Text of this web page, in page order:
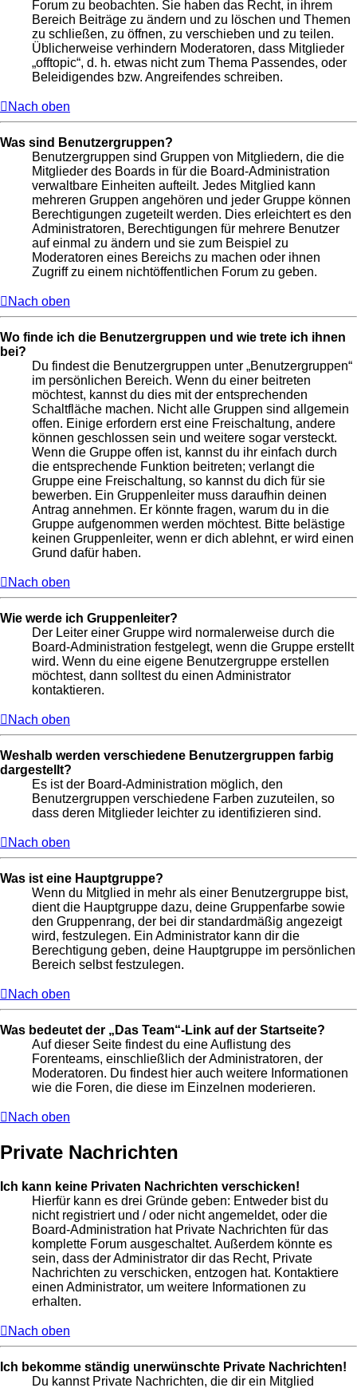
Forum zu beobachten. Sie haben das Recht, in ihrem
Bereich Beiträge zu ändern und zu löschen und Themen
zu schließen, zu öffnen, zu verschieben und zu teilen.
Üblicherweise verhindern Moderatoren, dass Mitglieder
„offtopic“, d. h. etwas nicht zum Thema Passendes, oder
Beleidigendes bzw. Angreifendes schreiben.
Nach oben
Was sind Benutzergruppen?
Benutzergruppen sind Gruppen von Mitgliedern, die die
Mitglieder des Boards in für die Board-Administration
verwaltbare Einheiten aufteilt. Jedes Mitglied kann
mehreren Gruppen angehören und jeder Gruppe können
Berechtigungen zugeteilt werden. Dies erleichtert es den
Administratoren, Berechtigungen für mehrere Benutzer
auf einmal zu ändern und sie zum Beispiel zu
Moderatoren eines Bereichs zu machen oder ihnen
Zugriff zu einem nichtöffentlichen Forum zu geben.
Nach oben
Wo finde ich die Benutzergruppen und wie trete ich ihnen
bei?
Du findest die Benutzergruppen unter „Benutzergruppen“
im persönlichen Bereich. Wenn du einer beitreten
möchtest, kannst du dies mit der entsprechenden
Schaltfläche machen. Nicht alle Gruppen sind allgemein
offen. Einige erfordern erst eine Freischaltung, andere
können geschlossen sein und weitere sogar versteckt.
Wenn die Gruppe offen ist, kannst du ihr einfach durch
die entsprechende Funktion beitreten; verlangt die
Gruppe eine Freischaltung, so kannst du dich für sie
bewerben. Ein Gruppenleiter muss daraufhin deinen
Antrag annehmen. Er könnte fragen, warum du in die
Gruppe aufgenommen werden möchtest. Bitte belästige
keinen Gruppenleiter, wenn er dich ablehnt, er wird einen
Grund dafür haben.
Nach oben
Wie werde ich Gruppenleiter?
Der Leiter einer Gruppe wird normalerweise durch die
Board-Administration festgelegt, wenn die Gruppe erstellt
wird. Wenn du eine eigene Benutzergruppe erstellen
möchtest, dann solltest du einen Administrator
kontaktieren.
Nach oben
Weshalb werden verschiedene Benutzergruppen farbig
dargestellt?
Es ist der Board-Administration möglich, den
Benutzergruppen verschiedene Farben zuzuteilen, so
dass deren Mitglieder leichter zu identifizieren sind.
Nach oben
Was ist eine Hauptgruppe?
Wenn du Mitglied in mehr als einer Benutzergruppe bist,
dient die Hauptgruppe dazu, deine Gruppenfarbe sowie
den Gruppenrang, der bei dir standardmäßig angezeigt
wird, festzulegen. Ein Administrator kann dir die
Berechtigung geben, deine Hauptgruppe im persönlichen
Bereich selbst festzulegen.
Nach oben
Was bedeutet der „Das Team“-Link auf der Startseite?
Auf dieser Seite findest du eine Auflistung des
Forenteams, einschließlich der Administratoren, der
Moderatoren. Du findest hier auch weitere Informationen
wie die Foren, die diese im Einzelnen moderieren.
Nach oben
Private Nachrichten
Ich kann keine Privaten Nachrichten verschicken!
Hierfür kann es drei Gründe geben: Entweder bist du
nicht registriert und / oder nicht angemeldet, oder die
Board-Administration hat Private Nachrichten für das
komplette Forum ausgeschaltet. Außerdem könnte es
sein, dass der Administrator dir das Recht, Private
Nachrichten zu verschicken, entzogen hat. Kontaktiere
einen Administrator, um weitere Informationen zu
erhalten.
Nach oben
Ich bekomme ständig unerwünschte Private Nachrichten!
Du kannst Private Nachrichten, die dir ein Mitglied